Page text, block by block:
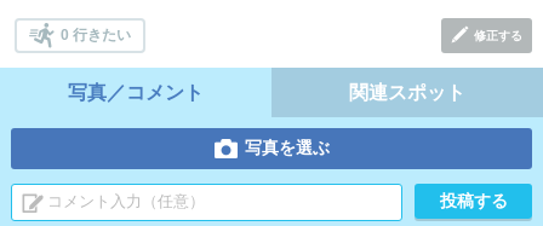
0 行きたい 修正する
写真／コメント 関連スポット
写真を選ぶ